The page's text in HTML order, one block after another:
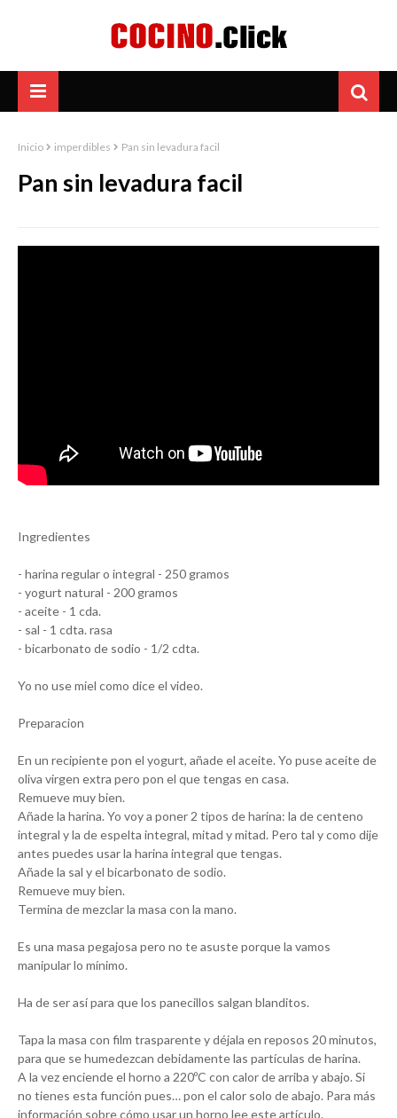
Inicio imperdibles Pan sin levadura facil
Pan sin levadura facil
Ingredientes
- harina regular o integral - 250 gramos
- yogurt natural - 200 gramos
- aceite - 1 cda.
- sal - 1 cdta. rasa
- bicarbonato de sodio - 1/2 cdta.
Yo no use miel como dice el video.
Preparacion
En un recipiente pon el yogurt, añade el aceite. Yo puse aceite de
oliva virgen extra pero pon el que tengas en casa.
Remueve muy bien.
Añade la harina. Yo voy a poner 2 tipos de harina: la de centeno
integral y la de espelta integral, mitad y mitad. Pero tal y como dije
antes puedes usar la harina integral que tengas.
Añade la sal y el bicarbonato de sodio.
Remueve muy bien.
Termina de mezclar la masa con la mano.
Es una masa pegajosa pero no te asuste porque la vamos
manipular lo mínimo.
Ha de ser así para que los panecillos salgan blanditos.
Tapa la masa con film trasparente y déjala en reposos 20 minutos,
para que se humedezcan debidamente las partículas de harina.
A la vez enciende el horno a 220ºC con calor de arriba y abajo. Si
no tienes esta función pues… pon el calor solo de abajo. Para más
información sobre cómo usar un horno lee este artículo.